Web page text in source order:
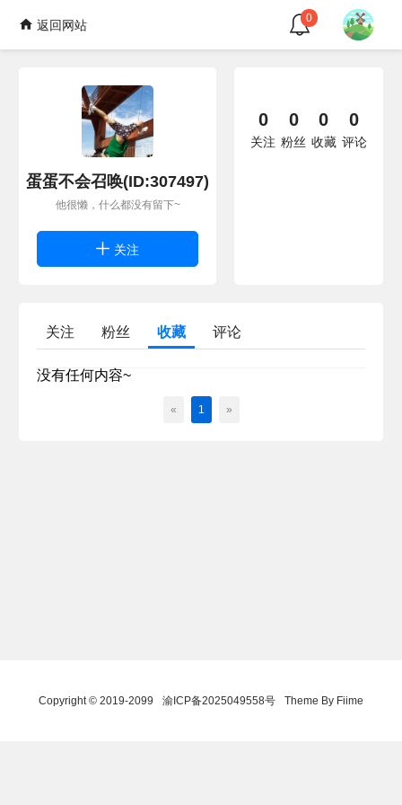
返回网站 0
蛋蛋不会召唤(ID:307497)
他很懒，什么都没有留下~
关注
0
关注
0
粉丝
0
收藏
0
评论
关注 粉丝 收藏 评论
没有任何内容~
« 1 »
Copyright © 2019-2099 渝ICP备2025049558号 Theme By Fiime